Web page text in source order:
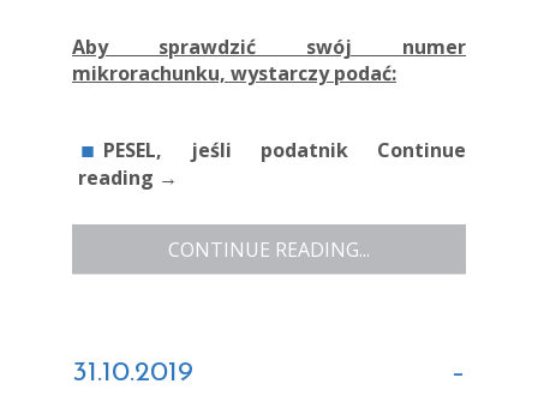
Aby sprawdzić swój numer
mikrorachunku, wystarczy podać:
PESEL, jeśli podatnik Continue
reading →
CONTINUE READING...
31.10.2019 –